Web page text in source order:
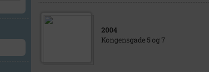
2004
Kongensgade 5 og 7